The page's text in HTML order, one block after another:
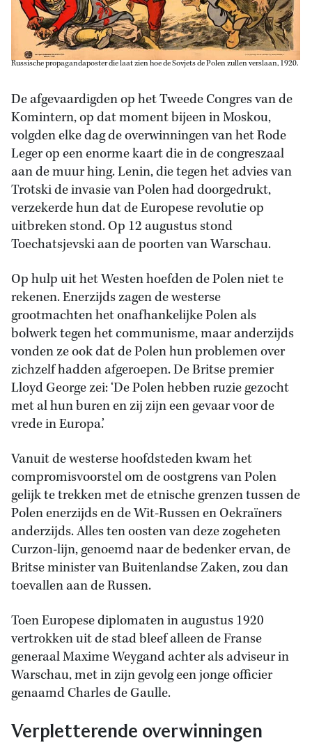
Russische propagandaposter die laat zien hoe de Sovjets de Polen zullen verslaan, 1920.
De afgevaardigden op het Tweede Congres van de
Komintern, op dat moment bijeen in Moskou,
volgden elke dag de overwinningen van het Rode
Leger op een enorme kaart die in de congreszaal
aan de muur hing. Lenin, die tegen het advies van
Trotski de invasie van Polen had doorgedrukt,
verzekerde hun dat de Europese revolutie op
uitbreken stond. Op 12 augustus stond
Toechatsjevski aan de poorten van Warschau.
Op hulp uit het Westen hoefden de Polen niet te
rekenen. Enerzijds zagen de westerse
grootmachten het onafhankelijke Polen als
bolwerk tegen het communisme, maar anderzijds
vonden ze ook dat de Polen hun problemen over
zichzelf hadden afgeroepen. De Britse premier
Lloyd George zei: ‘De Polen hebben ruzie gezocht
met al hun buren en zij zijn een gevaar voor de
vrede in Europa.’
Vanuit de westerse hoofdsteden kwam het
compromisvoorstel om de oostgrens van Polen
gelijk te trekken met de etnische grenzen tussen de
Polen enerzijds en de Wit-Russen en Oekraïners
anderzijds. Alles ten oosten van deze zogeheten
Curzon-lijn, genoemd naar de bedenker ervan, de
Britse minister van Buitenlandse Zaken, zou dan
toevallen aan de Russen.
Toen Europese diplomaten in augustus 1920
vertrokken uit de stad bleef alleen de Franse
generaal Maxime Weygand achter als adviseur in
Warschau, met in zijn gevolg een jonge officier
genaamd Charles de Gaulle.
Verpletterende overwinningen